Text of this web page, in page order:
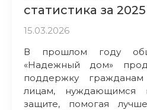
статистика за
15.03.2026
В прошлом году
«Надежный дом»
поддержку
лицам, нуждающимся
защите, помогая